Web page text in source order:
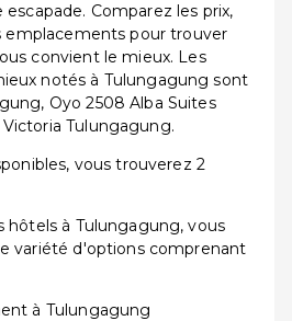
Comparez les prix,
emplacements pour trouver
convient le mieux. Les
notés à Tulungagung sont
Oyo 2508 Alba Suites
Tulungagung.
vous trouverez 2
hôtels à Tulungagung, vous
variété d'options comprenant
à Tulungagung